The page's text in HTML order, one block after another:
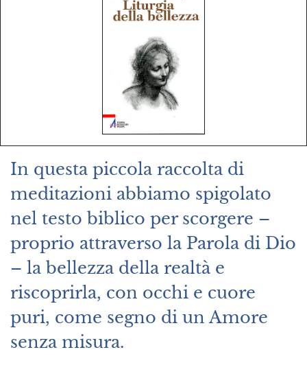
In questa piccola raccolta di
meditazioni abbiamo spigolato
nel testo biblico per scorgere –
proprio attraverso la Parola di Dio
– la bellezza della realtà e
riscoprirla, con occhi e cuore
puri, come segno di un Amore
senza misura.